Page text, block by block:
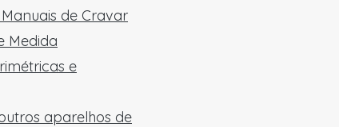
de Cravar
Medida
e
aparelhos de